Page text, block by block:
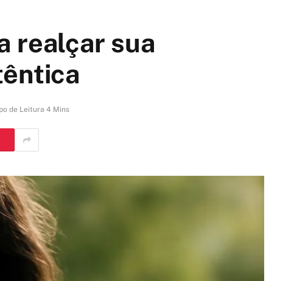
realçar sua
de Leitura 4 Mins